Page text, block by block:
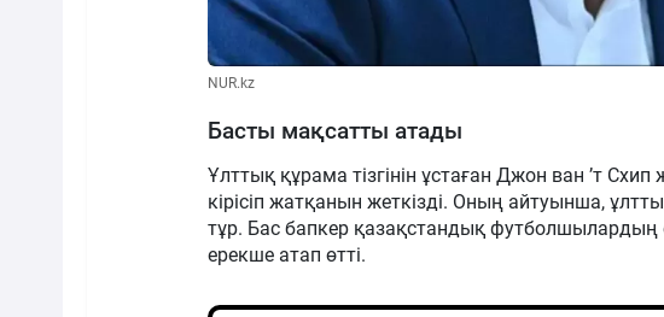
NUR.kz
Басты мақсатты атады
Ұлттық құрама тізгінін ұстаған Джон ван ’т
кірісіп жатқанын жеткізді. Оның айтуынша,
тұр. Бас бапкер қазақстандық футболшылардың
ерекше атап өтті.